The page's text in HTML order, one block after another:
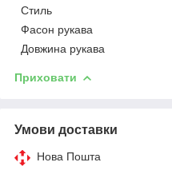
Стиль
Фасон рукава
Довжина рукава
Приховати
Умови доставки
Нова Пошта